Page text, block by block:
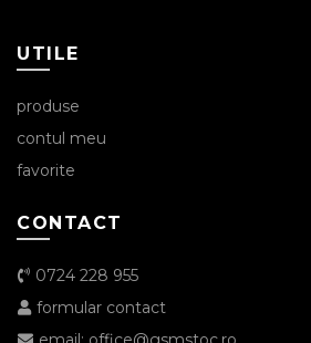
UTILE
produse
contul meu
favorite
CONTACT
0724 228 955
formular contact